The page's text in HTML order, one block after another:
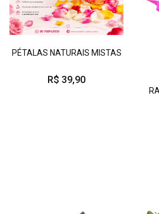
PÉTALAS NATURAIS MISTAS
R$ 39,90